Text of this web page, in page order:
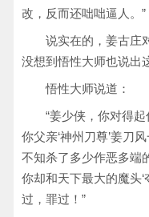
改，反而还咄咄逼人。”
说实在的，姜古庄
没想到悟性大师也说出
悟性大师说道：
“姜少侠，你对得
你父亲‘神州刀尊’姜刀
不知杀了多少作恶多端
你却和天下最大的魔头
过，罪过！”